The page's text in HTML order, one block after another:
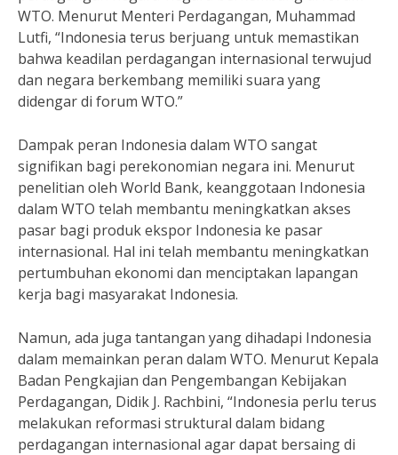
WTO. Menurut Menteri Perdagangan, Muhammad
Lutfi, “Indonesia terus berjuang untuk memastikan
bahwa keadilan perdagangan internasional terwujud
dan negara berkembang memiliki suara yang
didengar di forum WTO.”
Dampak peran Indonesia dalam WTO sangat
signifikan bagi perekonomian negara ini. Menurut
penelitian oleh World Bank, keanggotaan Indonesia
dalam WTO telah membantu meningkatkan akses
pasar bagi produk ekspor Indonesia ke pasar
internasional. Hal ini telah membantu meningkatkan
pertumbuhan ekonomi dan menciptakan lapangan
kerja bagi masyarakat Indonesia.
Namun, ada juga tantangan yang dihadapi Indonesia
dalam memainkan peran dalam WTO. Menurut Kepala
Badan Pengkajian dan Pengembangan Kebijakan
Perdagangan, Didik J. Rachbini, “Indonesia perlu terus
melakukan reformasi struktural dalam bidang
perdagangan internasional agar dapat bersaing di